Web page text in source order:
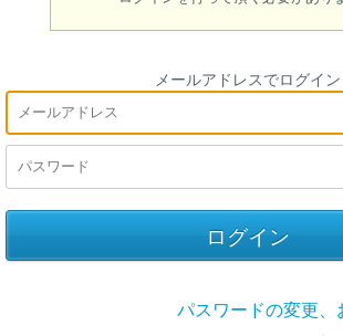
メールアドレスでログイン
パスワードの変更、